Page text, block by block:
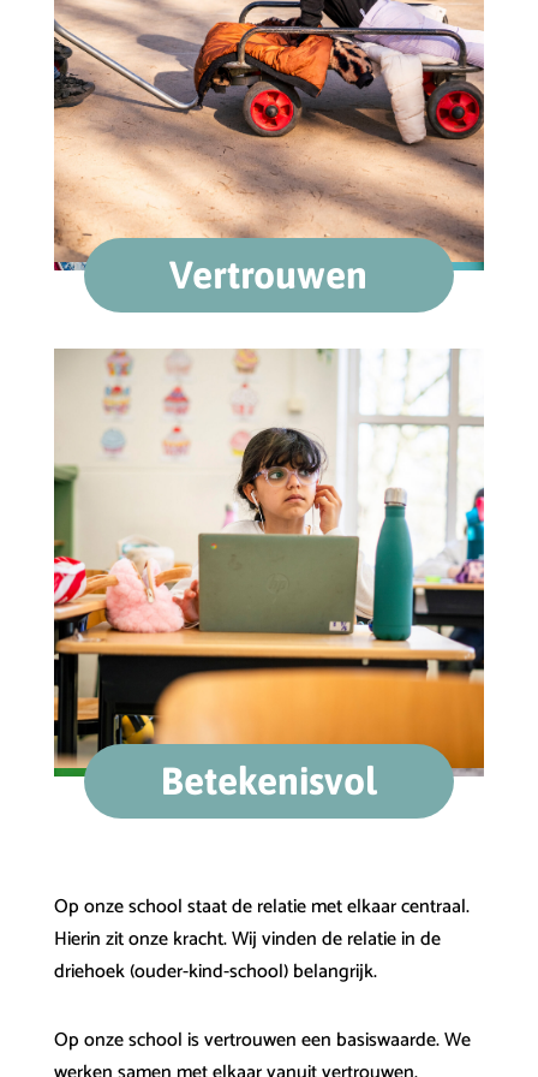
Vertrouwen
Betekenisvol
Op onze school staat de relatie met elkaar centraal.
Hierin zit onze kracht. Wij vinden de relatie in de
driehoek (ouder-kind-school) belangrijk.
Op onze school is vertrouwen een basiswaarde. We